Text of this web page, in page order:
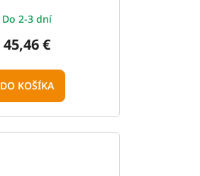
Do 2-3 dní
45,46 €
DO KOŠÍKA